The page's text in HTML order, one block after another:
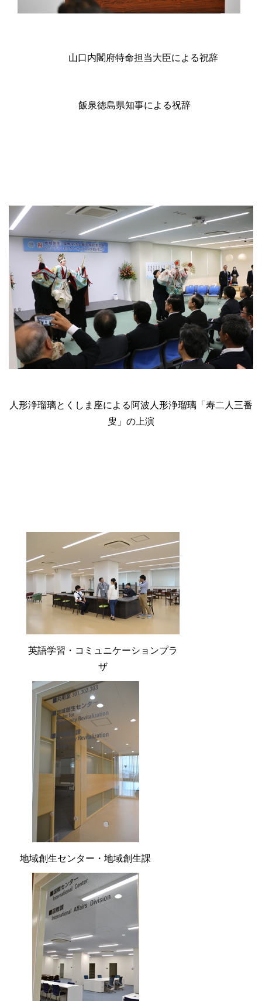
山口内閣府特命担当大臣による祝辞
飯泉徳島県知事による祝辞
人形浄瑠璃とくしま座による阿波人形浄瑠璃「寿二人三番
叟」の上演
英語学習・コミュニケーションプラ
ザ
地域創生センター・地域創生課